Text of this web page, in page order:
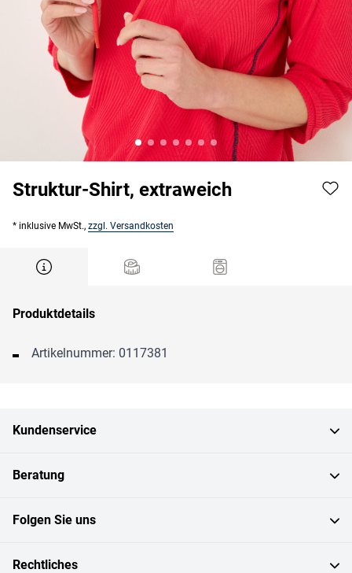
Struktur-Shirt, extraweich
* inklusive MwSt., zzgl. Versandkosten
Produktdetails
Artikelnummer: 0117381
Kundenservice
Beratung
Folgen Sie uns
Rechtliches